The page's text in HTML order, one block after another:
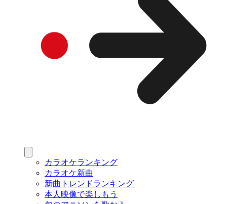
カラオケランキング
カラオケ新曲
新曲トレンドランキング
本人映像で楽しもう